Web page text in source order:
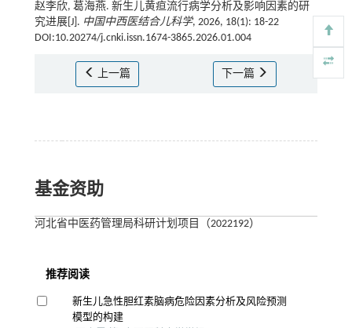
赵李欣, 葛海燕. 新生儿黄疸流行病学分析及影响因素的研
究进展[J]. 中国中西医结合儿科学, 2026, 18(1): 18-22
DOI:10.20274/j.cnki.issn.1674-3865.2026.01.004
上一篇 下一篇
基金资助
河北省中医药管理局科研计划项目（2022192）